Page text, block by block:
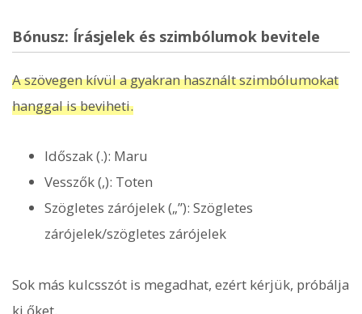
Bónusz: Írásjelek és szimbólumok bevitele
A szövegen kívül a gyakran használt szimbólumokat
hanggal is beviheti.
Időszak (.): Maru
Vesszők (,): Toten
Szögletes zárójelek („”): Szögletes
zárójelek/szögletes zárójelek
Sok más kulcsszót is megadhat, ezért kérjük, próbálja
ki őket.